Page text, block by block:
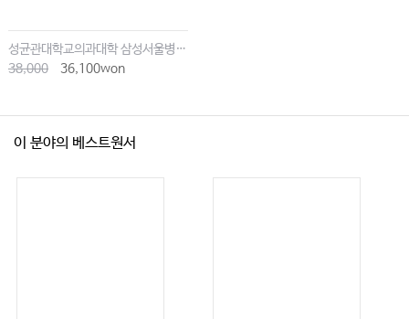
성균관대학교의과대학 삼성서울병원내과
38,000
36,100won
이 분야의 베스트원서